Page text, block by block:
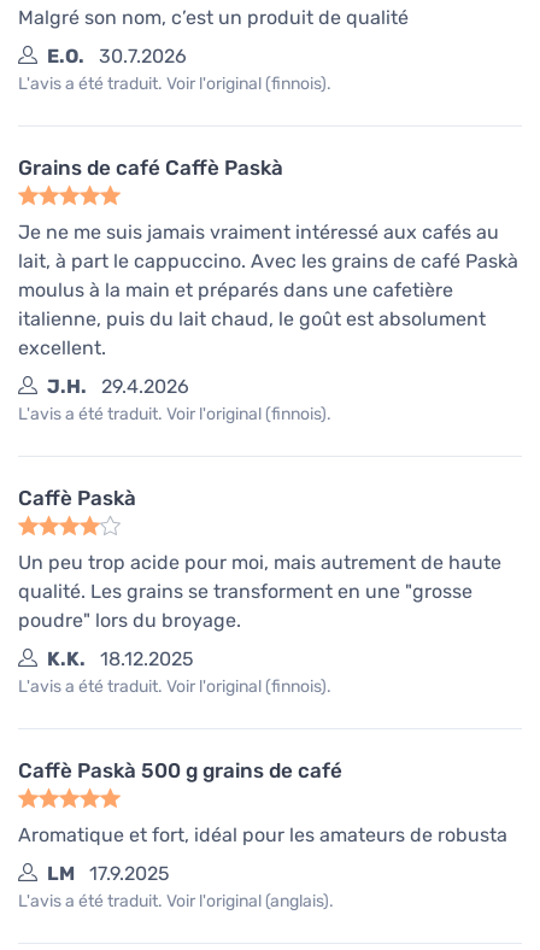
Malgré son nom, c’est un produit de qualité
E.O.
30.7.2026
L'avis a été traduit. Voir l'original (finnois).
Grains de café Caffè Paskà
Je ne me suis jamais vraiment intéressé aux cafés au
lait, à part le cappuccino. Avec les grains de café Paskà
moulus à la main et préparés dans une cafetière
italienne, puis du lait chaud, le goût est absolument
excellent.
J.H.
29.4.2026
L'avis a été traduit. Voir l'original (finnois).
Caffè Paskà
Un peu trop acide pour moi, mais autrement de haute
qualité. Les grains se transforment en une "grosse
poudre" lors du broyage.
K.K.
18.12.2025
L'avis a été traduit. Voir l'original (finnois).
Caffè Paskà 500 g grains de café
Aromatique et fort, idéal pour les amateurs de robusta
LM
17.9.2025
L'avis a été traduit. Voir l'original (anglais).